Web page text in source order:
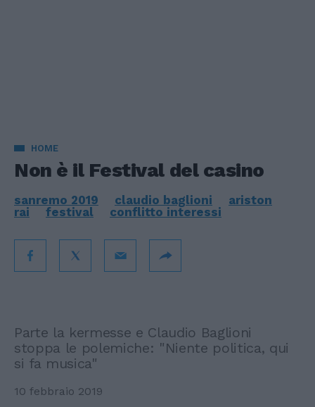
HOME
Non è il Festival del casino
sanremo 2019 claudio baglioni
ariston
rai
festival conflitto interessi
Parte la kermesse e Claudio Baglioni
stoppa le polemiche: "Niente politica, qui
si fa musica"
10 febbraio 2019